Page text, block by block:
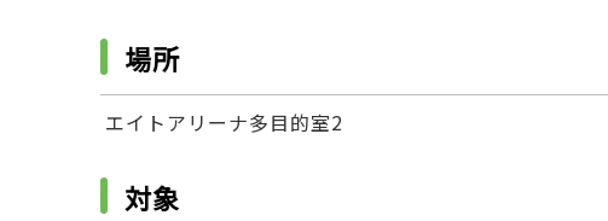
場所
エイトアリーナ多目的室2
対象